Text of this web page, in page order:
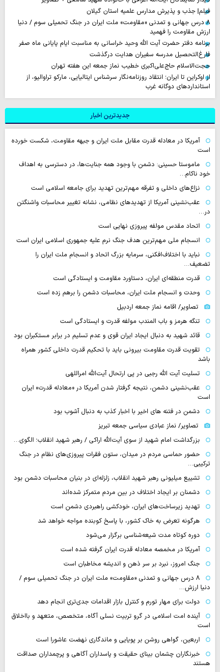
فیلم| جذب و پذیرش مدارس علمیه استان گیلان
۸ درس جهانی و تمدنی «مقاومت» ملت ایران در جنگ تحمیلی سوم / دنیا
ارزش مقاومت را فهمید
برنامه دفتر حضرت آیت الله وحید خراسانی به مناسبت ایام پایانی ماه صفر
فارغ‌التحصیل مدرسه سفیران هدایت درگذشت
حجت‌الاسلام حاج‌علی‌اکبری خطیب نماز جمعه این هفته تهران
از اوکراین تا ایران؛ انتقاد روزنامه‌نگار سرشناس ایتالیایی، مارکو تراوالیو، از
استانداردهای دوگانه غرب
جدیدترین اخبار
آمریکا در معادله قدرت مقابل ملت ایران و جبهه مقاومت، شکست خورده
است
ماموستا حسینی: دشمن با وجود همه جنایت‌ها، در دسترسی به اهداف
خود ناکام…
نزاع‌های داخلی و تفرقه مهم‌ترین تهدید برای جامعه اسلامی است
عقب‌نشینی آمریکا از تهدیدهای نظامی، نشانه تغییر محاسبات واشنگتن
در…
اتحاد مقدس مولفه پیروزی نهایی است
انسجام ملی مهم‌ترین هدف جنگ نرم علیه جمهوری اسلامی ایران است
نباید با اختلاف‌افکنی، سرمایه بزرگ اتحاد و انسجام ملت ایران را
تضعیف…
قدرت منطقه‌ای ایران، دستاورد مقاومت و ایستادگی است
وحدت و انسجام ملت ایران، محاسبات دشمن را برهم زده است
تصاویر/ اقامه نماز جمعه اردبیل
تنگه‌ هرمز و باب المندب مولفه قدرت و ایستادگی است
قائد شهید به دنبال ایجاد ایران قوی و عدم تسلیم در برابر مستکبران بود
تقویت قدرت مقاومت بیرونی باید با تحکیم قدرت داخلی کشور همراه
باشد
تسلیت آیت الله رجبی در پی ارتحال آیت‌الله امراللهی
عقب‌نشینی دشمن، نتیجه گرفتار شدن آمریکا در «معادله قدرت» ایران
است
دشمن در فتنه های اخیر با اخبار کذب به دنبال آشوب بود
تصاویر/ نماز عبادی سیاسی جمعه تبریز
بزرگداشت امام شهید از سوی آیت‌الله اراکی / رهبر شهید انقلاب؛ الگوی…
حضور حماسی مردم در میدان، ستون فقرات پیروزی‌های نظام در جنگ
ترکیبی…
تشییع میلیونی رهبر شهید انقلاب، زلزله‌ای در بنیان محاسبات دشمن بود
دشمنان بر ایجاد اختلاف در بین مردم متمرکز شده‌اند
تهدید زیرساخت‌های ایران، خودکشی راهبردی دشمن است
هرگونه تعرض به خاک کشور، با پاسخ کوبنده مواجه خواهد شد
دوره کوتاه مدت شیعه‌شناسی برگزار می‌شود
آمریکا در مخمصه معادله قدرت ایران گرفته شده است
جنگ امروز، نبرد بر سر ذهن و اندیشه مخاطبان است
۸ درس جهانی و تمدنی «مقاومت» ملت ایران در جنگ تحمیلی سوم /
دنیا ارزش…
دولت برای مهار تورم و کنترل بازار اقدامات جدی‌تری انجام دهد
آینده امت اسلامی در گرو تربیت نسلی آگاه، متخصص، متعهد و بااخلاق
است
اربعین، گواهی روشن بر پویایی و ماندگاری نهضت عاشورا است
خبرنگاران چشمان بینای حقیقت و پاسداران آگاهی و پرچمداران صداقت
هستند